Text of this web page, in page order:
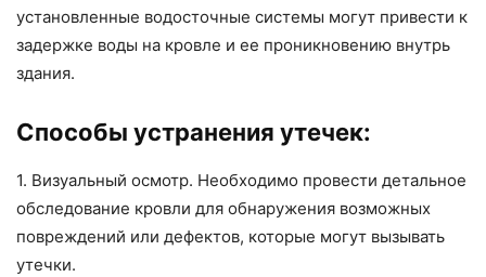
установленные водосточные системы могут привести к
задержке воды на кровле и ее проникновению внутрь
здания.
Способы устранения утечек:
1. Визуальный осмотр. Необходимо провести детальное
обследование кровли для обнаружения возможных
повреждений или дефектов, которые могут вызывать
утечки.